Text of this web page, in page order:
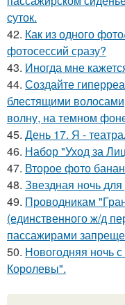
суток.
42. Как из одного
фотосессий сразу?
43. Иногда мне
44. Создайте
блестящими
волну, на темном
45. День 17. Я -
46. Набор "Уход за
47. Второе фото
48. Звездная ночь для
49. Проводникам
(единственного ж/д
пассажирами
50. Новогодняя ночь
Королевы".